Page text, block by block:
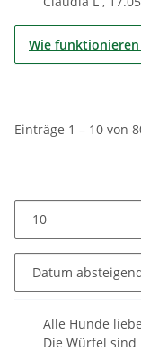
Wie
Einträge 1 – 10 von
Alle Hunde
Die Würfel